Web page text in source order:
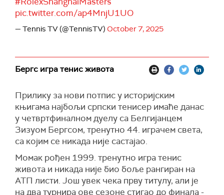
pic.twitter.com/ap4MnjU1UO
— Tennis TV (@TennisTV) October 7, 2025
Бергс игра тенис живота
Прилику за нови потпис у историјским
књигама најбољи српски тенисер имаће данас
у четвртфиналном дуелу са Белгијанцем
Зизуом Бергсом, тренутно 44. играчем света,
са којим се никада није састајао.
Момак рођен 1999. тренутно игра тенис
живота и никада није био боље рангиран на
АТП листи. Још увек чека прву титулу, али је
на два турнира ове сезоне стигао до финала -